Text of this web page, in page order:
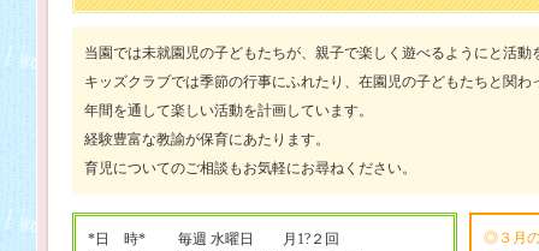
当園では未就園児の子どもたちが、親子で楽しく遊べるようにと活動
キッズクラブでは季節の行事にふれたり、在園児の子どもたちと関わ
年間を通して楽しい活動を計画しています。
経験豊富な教諭が保育にあたります。
育児についてのご相談もお気軽にお尋ねください。
*日 時* 毎週 水曜日 月1?２回
◎３月